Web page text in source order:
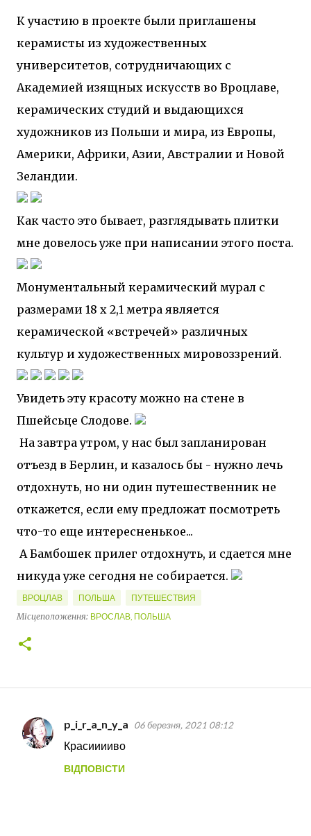
К участию в проекте были приглашены
керамисты из художественных
университетов, сотрудничающих с
Академией изящных искусств во Вроцлаве,
керамических студий и выдающихся
художников из Польши и мира, из Европы,
Америки, Африки, Азии, Австралии и Новой
Зеландии.
Как часто это бывает, разглядывать плитки
мне довелось уже при написании этого поста.
Монументальный керамический мурал с
размерами 18 х 2,1 метра является
керамической «встречей» различных
культур и художественных мировоззрений.
Увидеть эту красоту можно на стене в
Пшейсьце Слодове.
На завтра утром, у нас был запланирован
отъезд в Берлин, и казалось бы - нужно лечь
отдохнуть, но ни один путешественник не
откажется, если ему предложат посмотреть
что-то еще интересненькое...
А Бамбошек прилег отдохнуть, и сдается мне
никуда уже сегодня не собирается.
ВРОЦЛАВ ПОЛЬША
ПУТЕШЕСТВИЯ
Місцеположення: ВРОСЛАВ, ПОЛЬША
К
p_i_r_a_n_y_a 06 березня, 2021 08:12
Красииииво
ВІДПОВІСТИ